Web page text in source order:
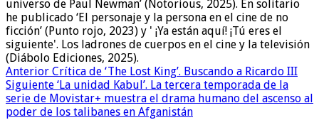
universo de Paul Newman’ (Notorious, 2025). En solitario
he publicado ‘El personaje y la persona en el cine de no
ficción’ (Punto rojo, 2023) y ' ¡Ya están aquí! ¡Tú eres el
siguiente'. Los ladrones de cuerpos en el cine y la televisión
(Diábolo Ediciones, 2025).
Anterior Crítica de ‘The Lost King’. Buscando a Ricardo III
Siguiente ‘La unidad Kabul’. La tercera temporada de la
serie de Movistar+ muestra el drama humano del ascenso al
poder de los talibanes en Afganistán